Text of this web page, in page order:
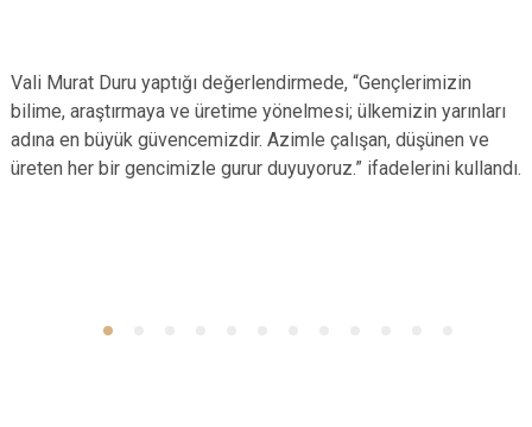
Vali Murat Duru yaptığı değerlendirmede, “Gençlerimizin
bilime, araştırmaya ve üretime yönelmesi; ülkemizin yarınları
adına en büyük güvencemizdir. Azimle çalışan, düşünen ve
üreten her bir gencimizle gurur duyuyoruz.” ifadelerini kullandı.